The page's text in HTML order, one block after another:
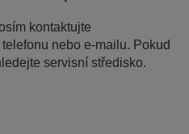
kontaktujte
nebo e-mailu. Pokud
servisní středisko.